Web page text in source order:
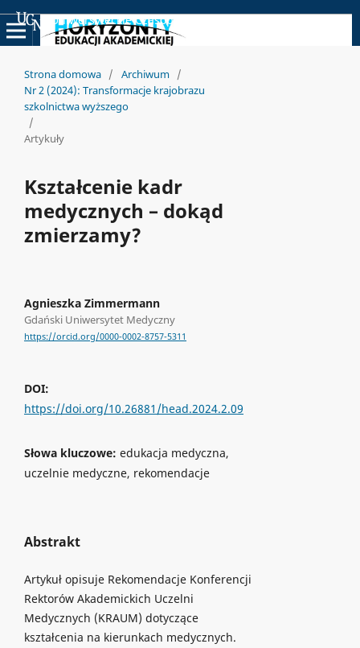
Uniwersyteckie Czasopisma Naukowe
Strona domowa / Archiwum /
Nr 2 (2024): Transformacje krajobrazu
szkolnictwa wyższego
/
Artykuły
Kształcenie kadr
medycznych – dokąd
zmierzamy?
Agnieszka Zimmermann
Gdański Uniwersytet Medyczny
https://orcid.org/0000-0002-8757-5311
DOI:
https://doi.org/10.26881/head.2024.2.09
Słowa kluczowe: edukacja medyczna,
uczelnie medyczne, rekomendacje
Abstrakt
Artykuł opisuje Rekomendacje Konferencji
Rektorów Akademickich Uczelni
Medycznych (KRAUM) dotyczące
kształcenia na kierunkach medycznych.